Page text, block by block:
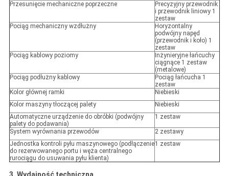
Przesunięcie mechaniczne poprzeczne
Precyzyjny przewodnik
i przewodnik liniowy 1
zestaw
Pociąg mechaniczny wzdłużny
Horyzontalny
podwójny napęd
(przewodnik i koło) 1
zestaw
Pociąg kablowy poziomy
Inżynieryjne łańcuchy
ciągnące 1 zestaw
(metalowe)
Pociąg podłużny kablowy
Pociąg łańcucha 1
zestaw
Kolor głównej ramki
Niebieski
Kolor maszyny tłoczącej palety
Niebieski
Automatyczne urządzenie do obróbki (podwójny
palety do podawania)
1 zestaw
System wyrównania przewodów
2 zestawy
Jednostka kontroli pyłu maszynowego (podłączenie
do rezerwowanego portu i węża centralnego
rurociągu do usuwania pyłu klienta)
1 zestaw